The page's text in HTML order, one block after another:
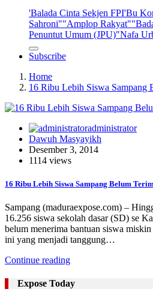
'Balada Cinta Sekjen FPI'Bu
Sahroni""Amplop Rakyat"
Penuntut Umum (JPU)"Nafa
Subscribe
Home
16 Ribu Lebih Siswa Sampang
administrator
Dawuh Masyayikh
Desember 3, 2014
1114 views
16 Ribu Lebih Siswa Sampang Belum
Sampang (maduraexpose.com) –
16.256 siswa sekolah dasar (SD) se
belum menerima bantuan siswa
ini yang menjadi tanggung…
Continue reading
Expose Today